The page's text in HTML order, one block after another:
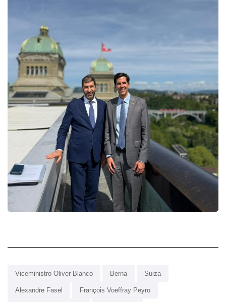
Viceministro Oliver Blanco Berna Suiza
Alexandre Fasel François Voeffray Peyro